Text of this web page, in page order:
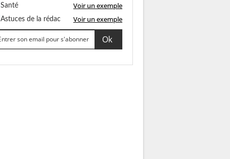
Santé Voir un exemple
Astuces de la rédac Voir un exemple